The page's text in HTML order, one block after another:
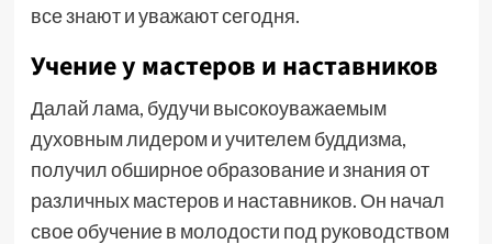
все знают и уважают сегодня.
Учение у мастеров и наставников
Далай лама, будучи высокоуважаемым
духовным лидером и учителем буддизма,
получил обширное образование и знания от
различных мастеров и наставников. Он начал
свое обучение в молодости под руководством